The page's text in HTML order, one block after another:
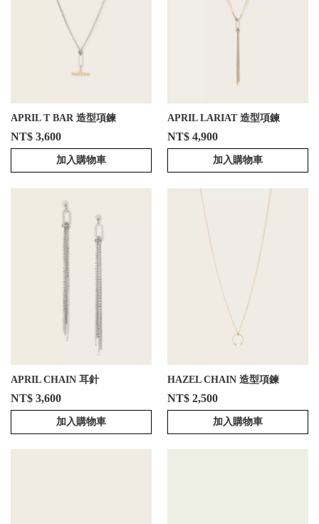
APRIL T BAR 造型項鍊
NT$ 3,600
加入購物車
APRIL LARIAT 造型項鍊
NT$ 4,900
加入購物車
APRIL CHAIN 耳針
NT$ 3,600
加入購物車
HAZEL CHAIN 造型項鍊
NT$ 2,500
加入購物車